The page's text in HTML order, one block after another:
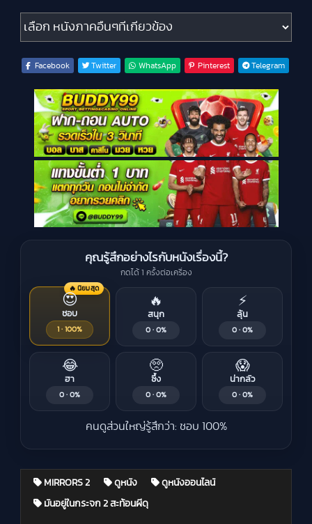
หนังภาคอื่นๆที่เกี่ยวข้อง
Facebook Twitter WhatsApp Pinterest Telegram
คุณรู้สึกอย่างไรกับหนังเรื่องนี้?
กดได้ 1 ครั้งต่อเครื่อง
🔥 นิยมสุด
😍
ชอบ
1 · 100%
🔥
สนุก
0 · 0%
⚡
ลุ้น
0 · 0%
😂
ฮา
0 · 0%
🥺
ซึ้ง
0 · 0%
😱
น่ากลัว
0 · 0%
คนดูส่วนใหญ่รู้สึกว่า: ชอบ 100%
MIRRORS 2 ดูหนัง ดูหนังออนไลน์
มันอยู่ในกระจก 2 สะท้อนผีดุ